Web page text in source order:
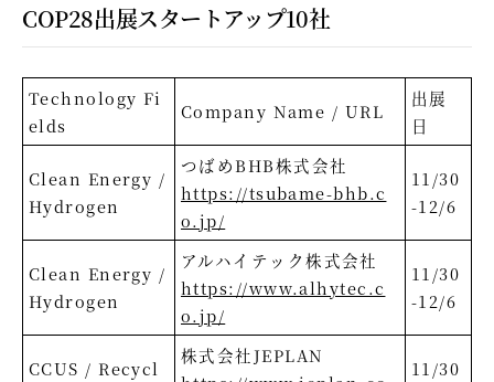
COP28出展スタートアップ10社
Technology Fi
elds
Company Name / URL
出展
日
Clean Energy /
Hydrogen
つばめBHB株式会社
https://tsubame-bhb.c
o.jp/
11/30
-12/6
Clean Energy /
Hydrogen
アルハイテック株式会社
https://www.alhytec.c
o.jp/
11/30
-12/6
CCUS / Recycl
株式会社JEPLAN
11/30